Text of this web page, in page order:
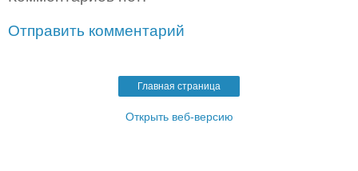
Отправить комментарий
Главная страница
Открыть веб-версию